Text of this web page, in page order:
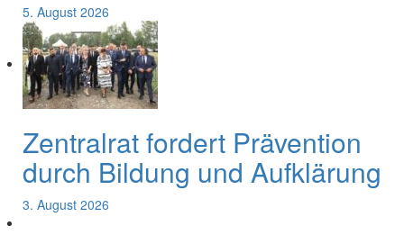
5. August 2026
Zentralrat fordert Prävention
durch Bildung und Aufklärung
3. August 2026